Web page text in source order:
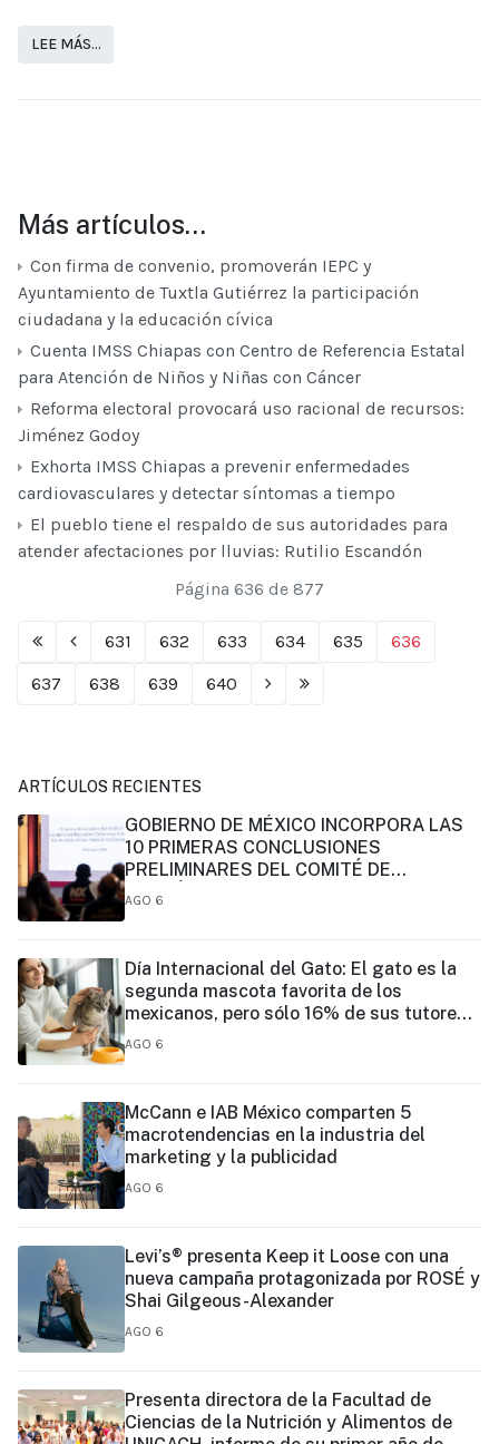
LEE MÁS…
Más artículos…
Con firma de convenio, promoverán IEPC y
Ayuntamiento de Tuxtla Gutiérrez la participación
ciudadana y la educación cívica
Cuenta IMSS Chiapas con Centro de Referencia Estatal
para Atención de Niños y Niñas con Cáncer
Reforma electoral provocará uso racional de recursos:
Jiménez Godoy
Exhorta IMSS Chiapas a prevenir enfermedades
cardiovasculares y detectar síntomas a tiempo
El pueblo tiene el respaldo de sus autoridades para
atender afectaciones por lluvias: Rutilio Escandón
Página 636 de 877
631 632 633 634 635
636
637
638 639 640
ARTÍCULOS RECIENTES
GOBIERNO DE MÉXICO INCORPORA LAS
10 PRIMERAS CONCLUSIONES
PRELIMINARES DEL COMITÉ DE
CIENTÍFICOS Y ESPECIALISTAS PARA EL
PRESIDENTA CLAUDIA SHEINBAUM
AGO 6
Día Internacional del Gato: El gato es la
segunda mascota favorita de los
mexicanos, pero sólo 16% de sus tutores
prioriza su vacunación
AGO 6
McCann e IAB México comparten 5
macrotendencias en la industria del
marketing y la publicidad
AGO 6
Levi’s® presenta Keep it Loose con una
nueva campaña protagonizada por ROSÉ y
Shai Gilgeous-Alexander
AGO 6
Presenta directora de la Facultad de
Ciencias de la Nutrición y Alimentos de